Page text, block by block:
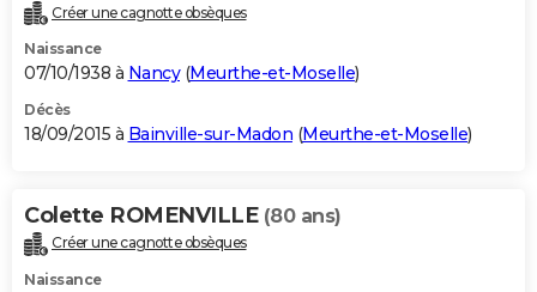
Créer une cagnotte obsèques
Naissance
07/10/1938 à Nancy(Meurthe-et-Moselle)
Décès
18/09/2015 à Bainville-sur-Madon (Meurthe-et-Moselle)
Colette ROMENVILLE (80 ans)
Créer une cagnotte obsèques
Naissance